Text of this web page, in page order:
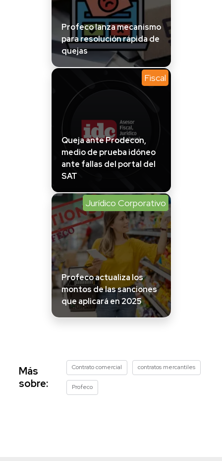
Profeco lanza mecanismo
para resolución rápida de
quejas
Fiscal
Queja ante Prodecon,
medio de prueba idóneo
ante fallas del portal del
SAT
Jurídico Corporativo
Profeco actualiza los
montos de las sanciones
que aplicará en 2025
Más
sobre:
Contrato comercial contratos mercantiles
Profeco